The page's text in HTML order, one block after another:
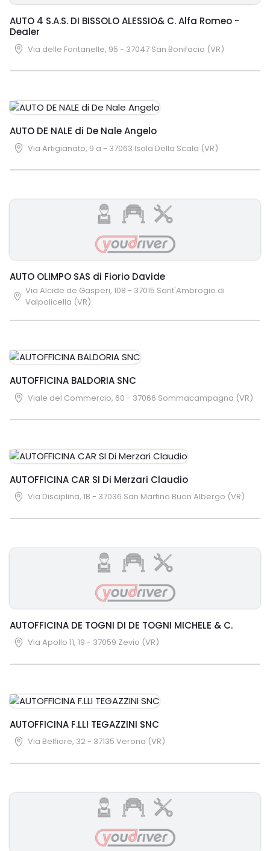
AUTO 4 S.A.S. DI BISSOLO ALESSIO& C. Alfa Romeo -
Dealer
Via delle Fontanelle, 95 - 37047 San Bonifacio (VR)
AUTO DE NALE di De Nale Angelo
Via Artigianato, 9 a - 37063 Isola Della Scala (VR)
AUTO OLIMPO SAS di Fiorio Davide
Via Alcide de Gasperi, 108 - 37015 Sant'Ambrogio di
Valpolicella (VR)
AUTOFFICINA BALDORIA SNC
Viale del Commercio, 60 - 37066 Sommacampagna (VR)
AUTOFFICINA CAR SI Di Merzari Claudio
Via Disciplina, 1B - 37036 San Martino Buon Albergo (VR)
AUTOFFICINA DE TOGNI DI DE TOGNI MICHELE & C.
Via Apollo 11, 19 - 37059 Zevio (VR)
AUTOFFICINA F.LLI TEGAZZINI SNC
Via Belfiore, 32 - 37135 Verona (VR)